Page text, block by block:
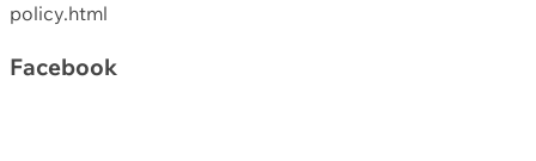
policy.html
Facebook